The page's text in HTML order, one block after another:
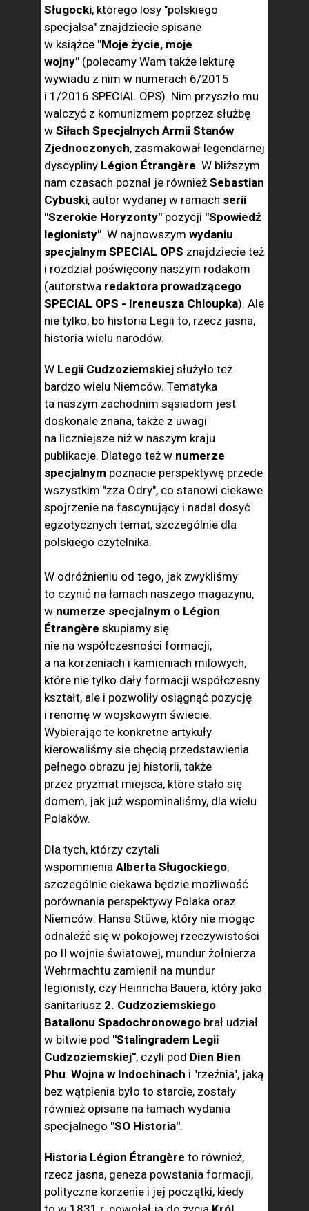
Sługocki, którego losy "polskiego
specjalsa" znajdziecie spisane
w książce "Moje życie, moje
wojny" (polecamy Wam także lekturę
wywiadu z nim w numerach 6/2015
i 1/2016 SPECIAL OPS). Nim przyszło mu
walczyć z komunizmem poprzez służbę
w Siłach Specjalnych Armii Stanów
Zjednoczonych, zasmakował legendarnej
dyscypliny Légion Étrangère. W bliższym
nam czasach poznał je również Sebastian
Cybuski, autor wydanej w ramach serii
"Szerokie Horyzonty" pozycji "Spowiedź
legionisty". W najnowszym wydaniu
specjalnym SPECIAL OPS znajdziecie też
i rozdział poświęcony naszym rodakom
(autorstwa redaktora prowadzącego
SPECIAL OPS - Ireneusza Chloupka). Ale
nie tylko, bo historia Legii to, rzecz jasna,
historia wielu narodów.
W Legii Cudzoziemskiej służyło też
bardzo wielu Niemców. Tematyka
ta naszym zachodnim sąsiadom jest
doskonale znana, także z uwagi
na liczniejsze niż w naszym kraju
publikacje. Dlatego też w numerze
specjalnym poznacie perspektywę przede
wszystkim "zza Odry", co stanowi ciekawe
spojrzenie na fascynujący i nadal dosyć
egzotycznych temat, szczególnie dla
polskiego czytelnika.
W odróżnieniu od tego, jak zwykliśmy
to czynić na łamach naszego magazynu,
w numerze specjalnym o Légion
Étrangère skupiamy się
nie na współczesności formacji,
a na korzeniach i kamieniach milowych,
które nie tylko dały formacji współczesny
kształt, ale i pozwoliły osiągnąć pozycję
i renomę w wojskowym świecie.
Wybierając te konkretne artykuły
kierowaliśmy sie chęcią przedstawienia
pełnego obrazu jej historii, także
przez pryzmat miejsca, które stało się
domem, jak już wspominaliśmy, dla wielu
Polaków.
Dla tych, którzy czytali
wspomnienia Alberta Sługockiego,
szczególnie ciekawa będzie możliwość
porównania perspektywy Polaka oraz
Niemców: Hansa Stüwe, który nie mogąc
odnaleźć się w pokojowej rzeczywistości
po II wojnie światowej, mundur żołnierza
Wehrmachtu zamienił na mundur
legionisty, czy Heinricha Bauera, który jako
sanitariusz 2. Cudzoziemskiego
Batalionu Spadochronowego brał udział
w bitwie pod "Stalingradem Legii
Cudzoziemskiej", czyli pod Dien Bien
Phu. Wojna w Indochinach i "rzeźnia", jaką
bez wątpienia było to starcie, zostały
również opisane na łamach wydania
specjalnego "SO Historia".
Historia Légion Étrangère to również,
rzecz jasna, geneza powstania formacji,
polityczne korzenie i jej początki, kiedy